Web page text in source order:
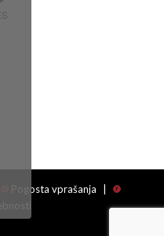
Pogosta vprašanja